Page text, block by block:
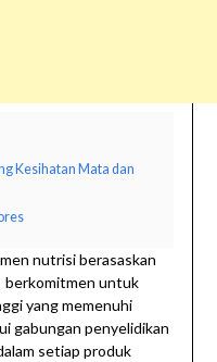
Kesihatan Mata dan
nutrisi berasaskan
berkomitmen untuk
yang memenuhi
gabungan penyelidikan
setiap produk